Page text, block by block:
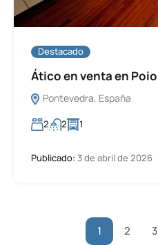
Destacado
Ático en venta en Poio
Pontevedra, España
2 2 1
Publicado: 3 de abril de 2026
1 2 3